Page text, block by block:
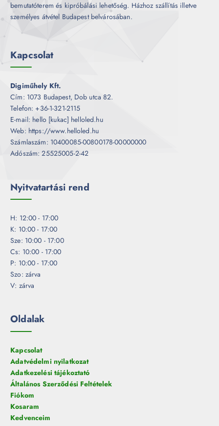
bemutatóterem és kipróbálási lehetőség. Házhoz szállítás illetve
személyes átvétel Budapest belvárosában.
Kapcsolat
Digiműhely Kft.
Cím: 1073 Budapest, Dob utca 82.
Telefon: +36-1-321-2115
E-mail: hello [kukac] helloled.hu
Web: https://www.helloled.hu
Számlaszám: 10400085-00800178-00000000
Adószám: 25525005-2-42
Nyitvatartási rend
H: 12:00 - 17:00
K: 10:00 - 17:00
Sze: 10:00 - 17:00
Cs: 10:00 - 17:00
P: 10:00 - 17:00
Szo: zárva
V: zárva
Oldalak
Kapcsolat
Adatvédelmi nyilatkozat
Adatkezelési tájékoztató
Általános Szerződési Feltételek
Fiókom
Kosaram
Kedvenceim